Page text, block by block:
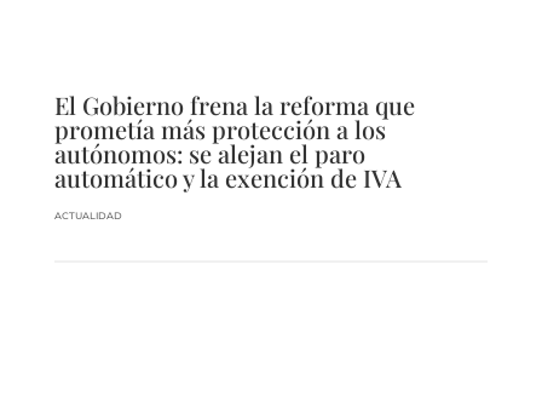
El Gobierno frena la reforma que
prometía más protección a los
autónomos: se alejan el paro
automático y la exención de IVA
ACTUALIDAD